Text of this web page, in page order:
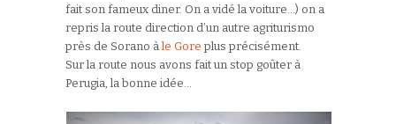
fait son fameux diner. On a vidé la voiture…) on a
repris la route direction d’un autre agriturismo
près de Sorano à le Gore plus précisément.
Sur la route nous avons fait un stop goûter à
Perugia, la bonne idée…